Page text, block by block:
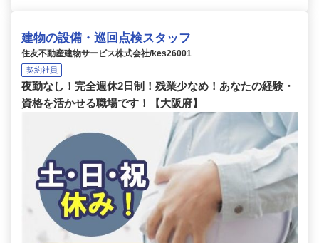
建物の設備・巡回点検スタッフ
住友不動産建物サービス株式会社/kes26001
契約社員
夜勤なし！完全週休2日制！残業少なめ！あなたの経験・
資格を活かせる職場です！【大阪府】